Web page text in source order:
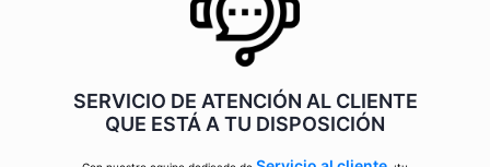
SERVICIO DE ATENCIÓN AL CLIENTE
QUE ESTÁ A TU DISPOSICIÓN